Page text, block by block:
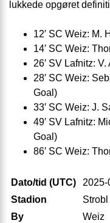
lukkede opgøret
12′ SC Weiz: M.
14′ SC Weiz:
26′ SV Lafnitz:
28′ SC Weiz:
Goal)
33′ SC Weiz: J.
49′ SV Lafnitz:
Goal)
86′ SC Weiz:
Dato/tid (UTC)
2025-
Stadion
By
Weiz